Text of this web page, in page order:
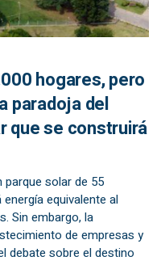
hogares, pero
paradoja del
que se construirá
solar de 55
equivalente al
Sin embargo, la
de empresas y
debate sobre el destino